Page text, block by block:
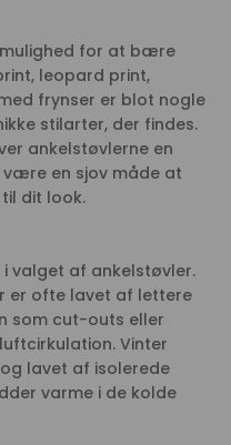
for at bære
leopard print,
frynser er blot nogle
stilarter, der findes.
ankelstøvlerne en
en sjov måde at
dit look.
valget af ankelstøvler.
er ofte lavet af lettere
som cut-outs eller
Vinter
lavet af isolerede
varme i de kolde